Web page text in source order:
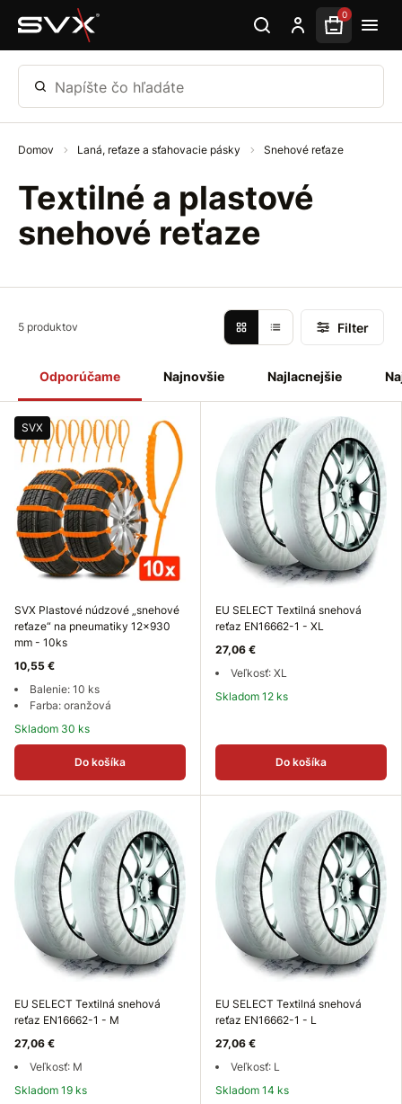
Preskočiť na hlavný obsah 0
Napíšte čo hľadáte
Domov Laná, reťaze a sťahovacie pásky Snehové reťaze
Textilné a plastové
snehové reťaze
Odporúčame Najnovšie Najlacnejšie
5 produktov Filter
SVX
SVX Plastové núdzové „snehové
reťaze“ na pneumatiky 12×930
mm - 10ks
10,55 €
Balenie: 10 ks
Farba: oranžová
Skladom 30 ks
Do košíka
EU SELECT Textilná snehová
reťaz EN16662-1 - XL
27,06 €
Veľkosť: XL
Skladom 12 ks
Do košíka
EU SELECT Textilná snehová
reťaz EN16662-1 - M
27,06 €
Veľkosť: M
Skladom 19 ks
EU SELECT Textilná snehová
reťaz EN16662-1 - L
27,06 €
Veľkosť: L
Skladom 14 ks